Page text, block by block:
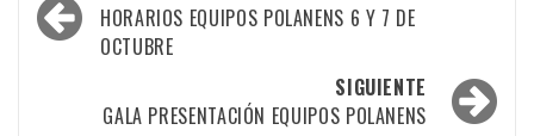
por
entradas
HORARIOS EQUIPOS POLANENS 6 Y 7 DE
OCTUBRE
SIGUIENTE
GALA PRESENTACIÓN EQUIPOS POLANENS